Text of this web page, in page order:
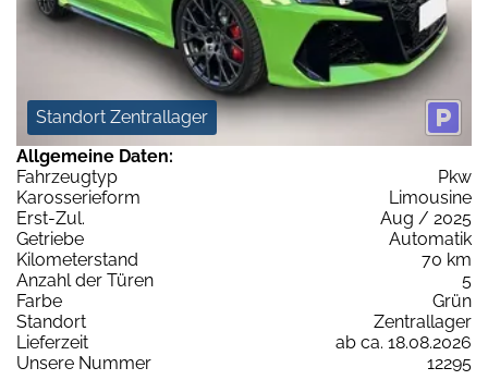
Standort Zentrallager
Allgemeine Daten:
Fahrzeugtyp
Pkw
Karosserieform
Limousine
Erst-Zul.
Aug / 2025
Getriebe
Automatik
Kilometerstand
70 km
Anzahl der Türen
5
Farbe
Grün
Standort
Zentrallager
Lieferzeit
ab ca. 18.08.2026
Unsere Nummer
12295